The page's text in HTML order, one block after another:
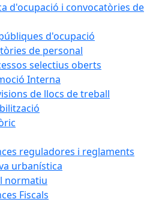
d'ocupació i convocatòries de
d'ocupació
de personal
selectius oberts
Interna
de llocs de treball
reguladores i reglaments
urbanística
normatiu
Fiscals